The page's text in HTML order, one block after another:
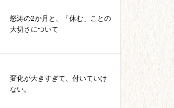
怒涛の2か月と、「休む」ことの
大切さについて
変化が大きすぎて、付いていけ
ない。
四葉ストーリー記事一覧
私のカウンセラー起業。これまで
の軌跡一覧